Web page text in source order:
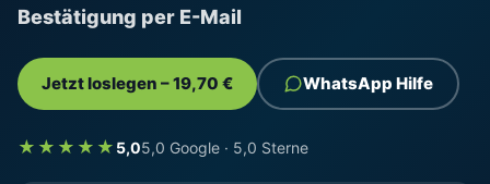
Bestätigung per E-Mail
Jetzt loslegen – 19,70 € WhatsApp Hilfe
★★★★★ 5,05,0 Google · 5,0 Sterne